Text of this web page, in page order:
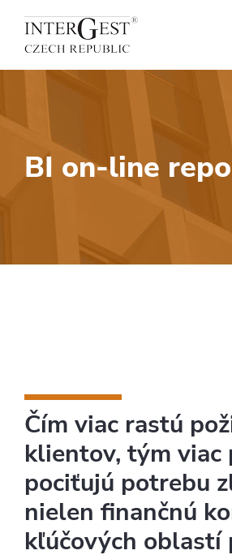
content
BI on-line
Čím viac rastú
klientov, tým viac
pociťujú potrebu
nielen finančnú
kľúčových oblastí